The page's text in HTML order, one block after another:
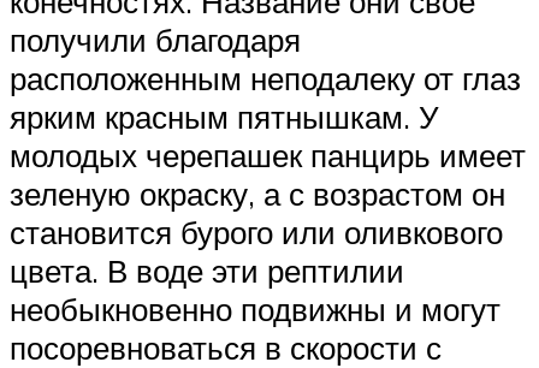
получили благодаря
расположенным неподалеку от глаз
ярким красным пятнышкам. У
молодых черепашек панцирь имеет
зеленую окраску, а с возрастом он
становится бурого или оливкового
цвета. В воде эти рептилии
необыкновенно подвижны и могут
посоревноваться в скорости с